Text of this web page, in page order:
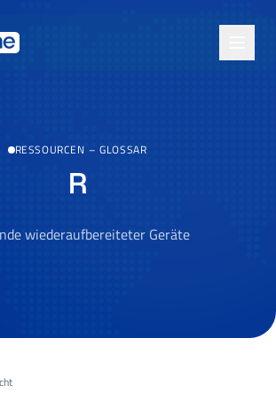
RESSOURCEN – GLOSSAR
R
wiederaufbereiteter Geräte